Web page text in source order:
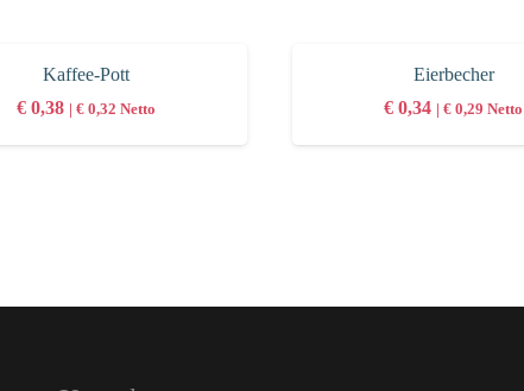
Kaffee-Pott
€0,38 | €0,32 Netto
Eierbecher
€ 0,34 |€ 0,29 Netto